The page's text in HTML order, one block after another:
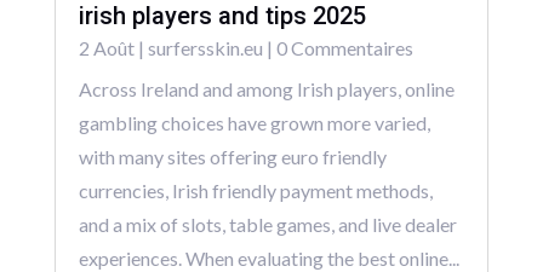
irish players and tips 2025
2 Août| surfersskin.eu | 0 Commentaires
Across Ireland and among Irish players, online
gambling choices have grown more varied,
with many sites offering euro friendly
currencies, Irish friendly payment methods,
and a mix of slots, table games, and live dealer
experiences. When evaluating the best online...